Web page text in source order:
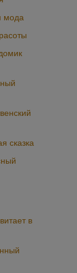
мода
сказка
в